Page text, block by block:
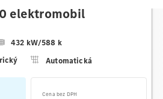
elektromobil
432 kW/588 k
Automatická
Cena bez DPH